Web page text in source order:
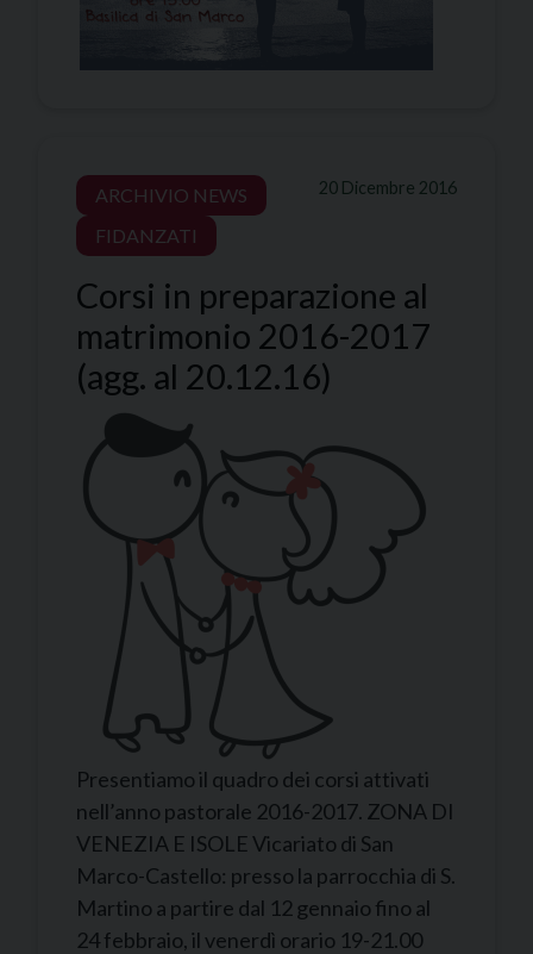
20 Dicembre 2016
ARCHIVIO NEWS
FIDANZATI
Corsi in preparazione al
matrimonio 2016-2017
(agg. al 20.12.16)
Presentiamo il quadro dei corsi attivati
nell’anno pastorale 2016-2017. ZONA DI
VENEZIA E ISOLE Vicariato di San
Marco-Castello: presso la parrocchia di S.
Martino a partire dal 12 gennaio fino al
24 febbraio, il venerdì orario 19-21.00